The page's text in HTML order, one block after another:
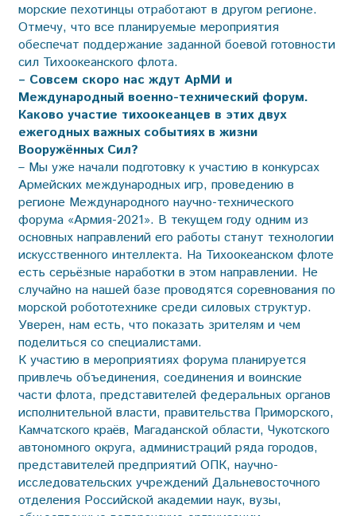
морские пехотинцы отработают в другом регионе.
Отмечу, что все планируемые мероприятия
обеспечат поддержание заданной боевой готовности
сил Тихоокеанского флота.
– Совсем скоро нас ждут АрМИ и
Международный военно-технический форум.
Каково участие тихоокеанцев в этих двух
ежегодных важных событиях в жизни
Вооружённых Сил?
– Мы уже начали подготовку к участию в конкурсах
Армейских международных игр, проведению в
регионе Международного научно-технического
форума «Армия-2021». В текущем году одним из
основных направлений его работы станут технологии
искусственного интеллекта. На Тихоокеанском флоте
есть серьёзные наработки в этом направлении. Не
случайно на нашей базе проводятся соревнования по
морской робототехнике среди силовых структур.
Уверен, нам есть, что показать зрителям и чем
поделиться со специалистами.
К участию в мероприятиях форума планируется
привлечь объединения, соединения и воинские
части флота, представителей федеральных органов
исполнительной власти, правительства Приморского,
Камчатского краёв, Магаданской области, Чукотского
автономного округа, администраций ряда городов,
представителей предприятий ОПК, научно-
исследовательских учреждений Дальневосточного
отделения Российской академии наук, вузы,